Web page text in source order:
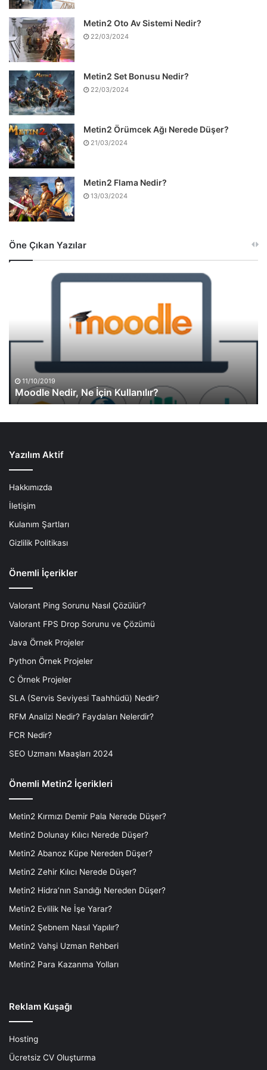
Metin2 Oto Av Sistemi Nedir?
22/03/2024
Metin2 Set Bonusu Nedir?
22/03/2024
Metin2 Örümcek Ağı Nerede Düşer?
21/03/2024
Metin2 Flama Nedir?
13/03/2024
Öne Çıkan Yazılar
11/10/2019
Moodle Nedir, Ne İçin Kullanılır?
Yazılım Aktif
Hakkımızda
İletişim
Kulanım Şartları
Gizlilik Politikası
Önemli İçerikler
Valorant Ping Sorunu Nasıl Çözülür?
Valorant FPS Drop Sorunu ve Çözümü
Java Örnek Projeler
Python Örnek Projeler
C Örnek Projeler
SLA (Servis Seviyesi Taahhüdü) Nedir?
RFM Analizi Nedir? Faydaları Nelerdir?
FCR Nedir?
SEO Uzmanı Maaşları 2024
Önemli Metin2 İçerikleri
Metin2 Kırmızı Demir Pala Nerede Düşer?
Metin2 Dolunay Kılıcı Nerede Düşer?
Metin2 Abanoz Küpe Nereden Düşer?
Metin2 Zehir Kılıcı Nerede Düşer?
Metin2 Hidra’nın Sandığı Nereden Düşer?
Metin2 Evlilik Ne İşe Yarar?
Metin2 Şebnem Nasıl Yapılır?
Metin2 Vahşi Uzman Rehberi
Metin2 Para Kazanma Yolları
Reklam Kuşağı
Hosting
Ücretsiz CV Oluşturma